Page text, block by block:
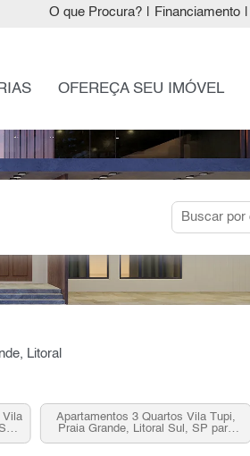
O que Procura? Financiamento
OFEREÇA SEU IMÓVEL
Litoral
Vila
Apartamentos 3 Quartos Vila Tupi,
Praia Grande, Litoral Sul, SP para
venda